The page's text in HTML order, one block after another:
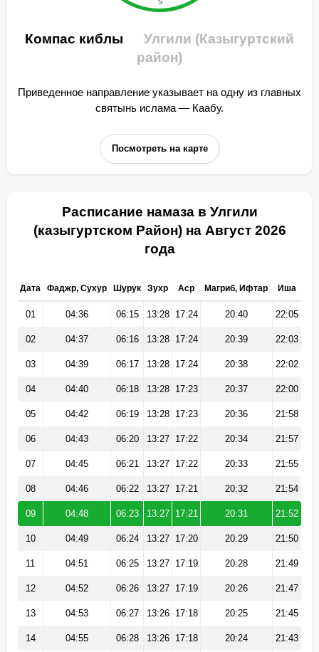
Компас киблы
Улгили (Казыгуртский
район)
Приведенное направление указывает на одну из главных
святынь ислама — Каабу.
Посмотреть на карте
Расписание намаза в Улгили
(казыгуртском Район) на Август 2026
года
Дата Фаджр, Сухур Шурук Зухр Аср Магриб, Ифтар Иша
01 04:36 06:15 13:28 17:24 20:40 22:05
02 04:37 06:16 13:28 17:24 20:39 22:03
03 04:39 06:17 13:28 17:24 20:38 22:02
04 04:40 06:18 13:28 17:23 20:37 22:00
05 04:42 06:19 13:28 17:23 20:36 21:58
06 04:43 06:20 13:27 17:22 20:34 21:57
07 04:45 06:21 13:27 17:22 20:33 21:55
08 04:46 06:22 13:27 17:21 20:32 21:54
09 04:48 06:23 13:27 17:21 20:31 21:52
10 04:49 06:24 13:27 17:20 20:29 21:50
11 04:51 06:25 13:27 17:19 20:28 21:49
12 04:52 06:26 13:27 17:19 20:26 21:47
13 04:53 06:27 13:26 17:18 20:25 21:45
14 04:55 06:28 13:26 17:18 20:24 21:43